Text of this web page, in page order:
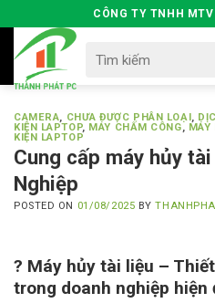
to
content
CÔNG TY TNHH
for:
CAMERA, CHƯA ĐƯỢC PHÂN LOẠI,
KIỆN LAPTOP, MÁY CHẤM CÔNG, MÁY
KIỆN LAPTOP
Cung cấp máy hủy
Nghiệp
POSTED ON 01/08/2025 BY
? Máy hủy tài liệu –
trong doanh nghiệp hiện